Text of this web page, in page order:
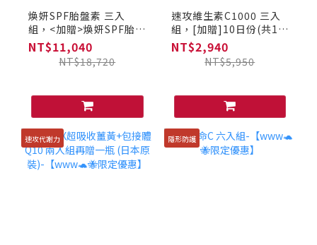
煥妍SPF胎盤素 三入
組，<加贈>煥妍SPF胎盤
素*乙盒 (日本原裝)-
【www🐢🐝限定優惠】
NT$11,040
NT$18,720
速攻維生素C1000 三入
組，[加贈]10日份(共10
小包)-【www🐢🐝限定
優惠】
NT$2,940
NT$5,950
速攻代謝力 隱形防護